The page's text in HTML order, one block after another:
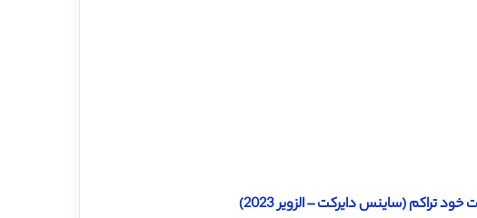
تراکم (ساینس دایرکت – الزویر 2023)